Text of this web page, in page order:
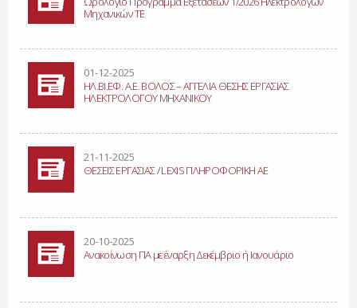
Μηχανικών ΤΕ
01-12-2025
ΗΛ.ΒΙ.ΕΦ. Α.Ε. ΒΟΛΟΣ – ΑΓΓΕΛΙΑ ΘΕΣΗΣ ΕΡΓΑΣΙΑΣ
ΗΛΕΚΤΡΟΛΟΓΟΥ ΜΗΧΑΝΙΚΟΥ
21-11-2025
ΘΕΣΕΙΣ ΕΡΓΑΣΙΑΣ / LEXIS ΠΛΗΡΟΦΟΡΙΚΗ ΑΕ
20-10-2025
Ανακοίνωση ΠΑ με έναρξη Δεκέμβριο ή Ιανουάριο